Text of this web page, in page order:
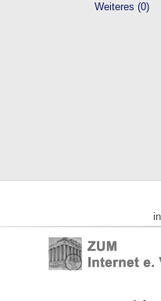
Weiteres (0)